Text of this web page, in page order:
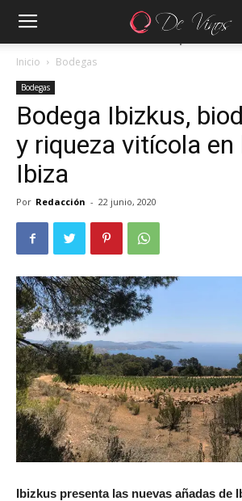
Inicio Bodegas
Bodegas
Bodega Ibizkus,
y riqueza vitícola en
Ibiza
Por Redacción - 22 junio, 2020
Ibizkus presenta las nuevas añadas de